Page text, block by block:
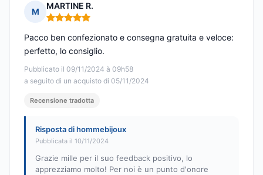
M
MARTINE R.
Nota: 5 su 5
Pubblicato il 09/11/2024 à 09h58
a seguito di un acquisto di 05/11/2024
Pacco ben confezionato e consegna gratuita e veloce:
perfetto, lo consiglio.
Recensione tradotta
Risposta di hommebijoux
Pubblicata il 10/11/2024
Grazie mille per il suo feedback positivo, lo
apprezziamo molto! Per noi è un punto d'onore